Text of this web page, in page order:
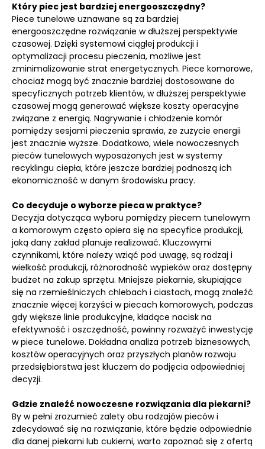
Który piec jest bardziej energooszczędny?
Piece tunelowe uznawane są za bardziej
energooszczędne rozwiązanie w dłuższej perspektywie
czasowej. Dzięki systemowi ciągłej produkcji i
optymalizacji procesu pieczenia, możliwe jest
zminimalizowanie strat energetycznych. Piece komorowe,
chociaż mogą być znacznie bardziej dostosowane do
specyficznych potrzeb klientów, w dłuższej perspektywie
czasowej mogą generować większe koszty operacyjne
związane z energią. Nagrywanie i chłodzenie komór
pomiędzy sesjami pieczenia sprawia, że zużycie energii
jest znacznie wyższe. Dodatkowo, wiele nowoczesnych
pieców tunelowych wyposażonych jest w systemy
recyklingu ciepła, które jeszcze bardziej podnoszą ich
ekonomiczność w danym środowisku pracy.
Co decyduje o wyborze pieca w praktyce?
Decyzja dotycząca wyboru pomiędzy piecem tunelowym
a komorowym często opiera się na specyfice produkcji,
jaką dany zakład planuje realizować. Kluczowymi
czynnikami, które należy wziąć pod uwagę, są rodzaj i
wielkość produkcji, różnorodność wypieków oraz dostępny
budżet na zakup sprzętu. Mniejsze piekarnie, skupiające
się na rzemieślniczych chlebach i ciastach, mogą znaleźć
znacznie więcej korzyści w piecach komorowych, podczas
gdy większe linie produkcyjne, kładące nacisk na
efektywność i oszczędność, powinny rozważyć inwestycję
w piece tunelowe. Dokładna analiza potrzeb biznesowych,
kosztów operacyjnych oraz przyszłych planów rozwoju
przedsiębiorstwa jest kluczem do podjęcia odpowiedniej
decyzji.
Gdzie znaleźć nowoczesne rozwiązania dla piekarni?
By w pełni zrozumieć zalety obu rodzajów pieców i
zdecydować się na rozwiązanie, które będzie odpowiednie
dla danej piekarni lub cukierni, warto zapoznać się z ofertą